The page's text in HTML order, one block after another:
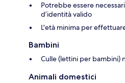
Potrebbe essere
d’identità valido
L'età minima per
Bambini
Culle (lettini per bambini)
Animali domestici